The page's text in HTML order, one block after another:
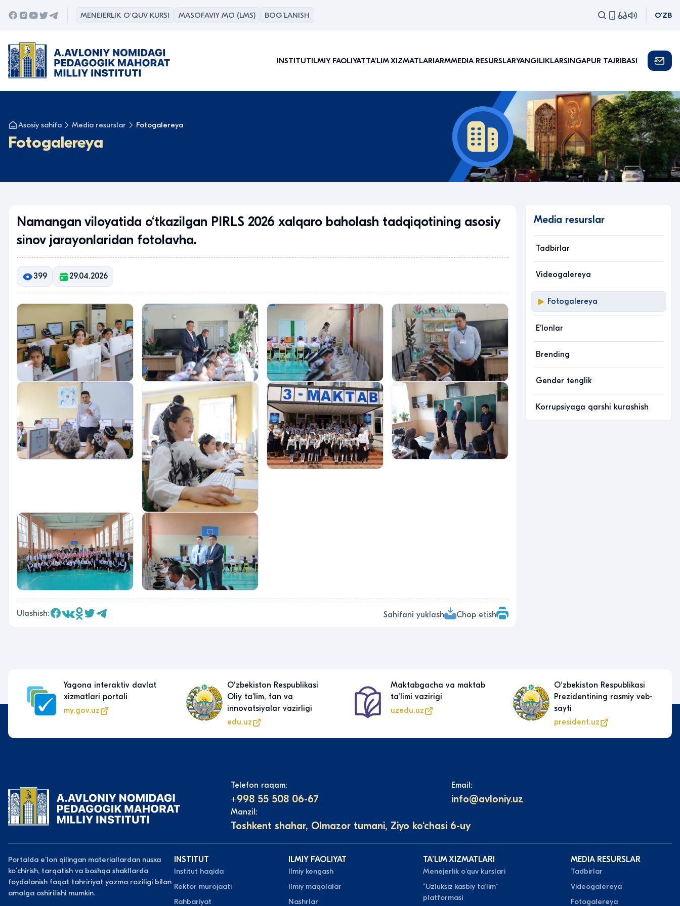
MENEJERLIK O'QUV KURSI MASOFAVIY MO (LMS) BOG‘LANISH O‘ZB
INSTITUTILMIY FAOLIYATTAʼLIM XIZMATLARIARMMEDIA RESURSLARYANGILIKLARSINGAPUR TAJRIBASI
Asosiy sahifa Media resurslar Fotogalereya
Fotogalereya
Namangan viloyatida o‘tkazilgan PIRLS 2026 xalqaro baholash tadqiqotining asosiy
sinov jarayonlaridan fotolavha.
399 29.04.2026
Ulashish: Sahifani yuklash Chop etish
Media resurslar
Tadbirlar
Videogalereya
Fotogalereya
Eʼlonlar
Brending
Gender tenglik
Korrupsiyaga qarshi kurashish
Yagona interaktiv davlat
xizmatlari portali
my.gov.uz
Oʻzbekiston Respublikasi
Oliy taʼlim, fan va
innovatsiyalar vazirligi
edu.uz
Maktabgacha va maktab
taʼlimi vazirigi
uzedu.uz
Oʻzbekiston Respublikasi
Prezidentining rasmiy veb-
sayti
president.uz
Telefon raqam:
+998 55 508 06-67
Email:
info@avloniy.uz
Manzil:
Toshkent shahar, Olmazor tumani, Ziyo ko‘chasi 6-uy
Portalda eʼlon qilingan materiallardan nusxa
koʻchirish, tarqatish va boshqa shakllarda
foydalanish faqat tahririyat yozma roziligi bilan
amalga oshirilishi mumkin.
INSTITUT
Institut haqida
Rektor murojaati
Rahbariyat
ILMIY FAOLIYAT
Ilmiy kengash
Ilmiy maqolalar
Nashrlar
TAʼLIM XIZMATLARI
Menejerlik o'quv kurslari
“Uzluksiz kasbiy taʼlim”
platformasi
MEDIA RESURSLAR
Tadbirlar
Videogalereya
Fotogalereya